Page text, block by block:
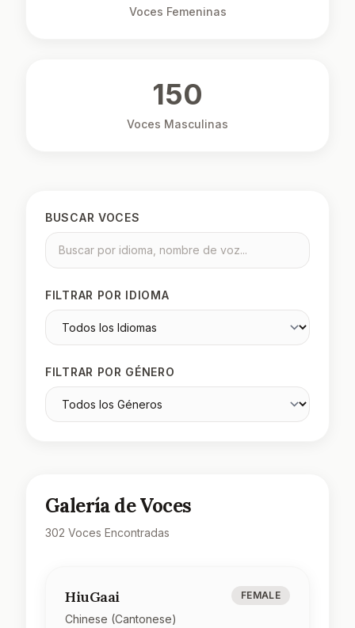
Voces Femeninas
150
Voces Masculinas
BUSCAR VOCES
FILTRAR POR IDIOMA
FILTRAR POR GÉNERO
Galería de Voces
302 Voces Encontradas
HiuGaai
Chinese (Cantonese)
FEMALE